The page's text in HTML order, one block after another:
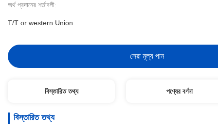
অর্থ প্রদানের শর্তাবলী:
T/T or western Union
সেরা মূল্য পান
বিস্তারিত তথ্য পণ্যের বর্ণনা
বিস্তারিত তথ্য